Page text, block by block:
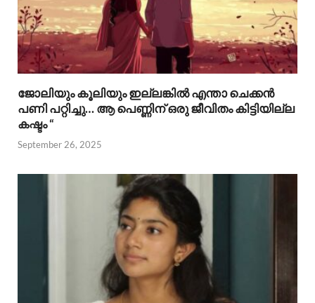
ജോലിയും കൂലിയും ഇല്ലങ്കിൽ എന്താ ചെക്കൻ
പണി പറ്റിച്ചു… ആ പെണ്ണിന് ഒരു ജീവിതം കിട്ടിയില്ല
കഷ്ടം “
September 26, 2025